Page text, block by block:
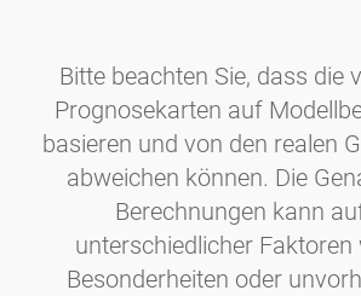
Bitte beachten Sie, dass die
Prognosekarten auf
basieren und von den realen
abweichen können. Die
Berechnungen kann
unterschiedlicher Faktoren
Besonderheiten oder